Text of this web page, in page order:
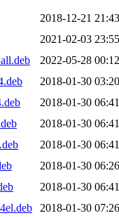
2018-12-21 21:43
2021-02-03 23:55
2022-05-28 00:12
2018-01-30 03:20
2018-01-30 06:41
2018-01-30 06:41
2018-01-30 06:41
2018-01-30 06:26
2018-01-30 06:41
2018-01-30 07:26